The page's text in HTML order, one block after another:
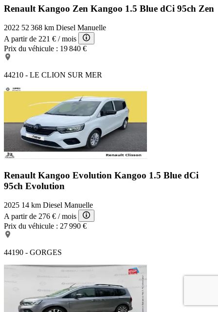
Renault Kangoo Zen Kangoo 1.5 Blue dCi 95ch Zen
2022 52 368 km Diesel Manuelle
A partir de 221 € / mois
Prix du véhicule : 19 840 €
44210 - LE CLION SUR MER
Renault Kangoo Evolution Kangoo 1.5 Blue dCi
95ch Evolution
2025 14 km Diesel Manuelle
A partir de 276 € / mois
Prix du véhicule : 27 990 €
44190 - GORGES